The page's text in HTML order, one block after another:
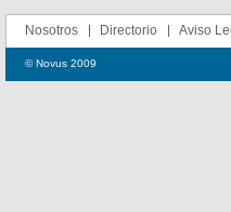
Nosotros Directorio Aviso
© Novus 2009